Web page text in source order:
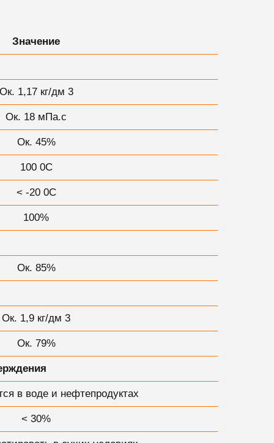
Значение
1,17 кг/дм 3
Ок. 18 мПа.с
Ок. 45%
100 0С
< -20 0С
100%
Ок. 85%
Ок. 1,9 кг/дм 3
Ок. 79%
в воде и нефтепродуктах
< 30%